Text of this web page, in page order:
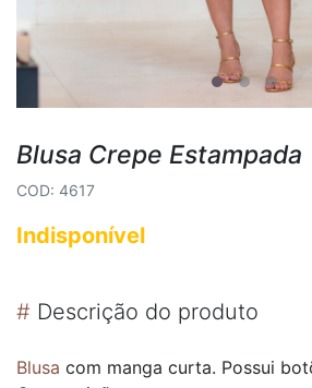
Blusa Crepe Estampada
COD: 4617
Indisponível
# Descrição do produto
Blusa com manga curta. Possui